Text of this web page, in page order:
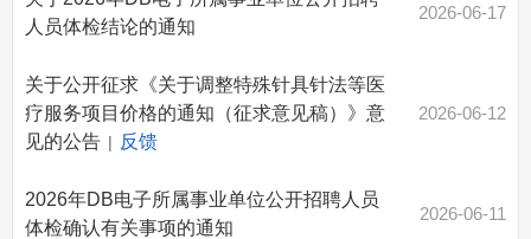
人员体检结论的通知
2026-06-17
关于公开征求《关于调整特殊针具针法等医
疗服务项目价格的通知（征求意见稿）》意
见的公告 | 反馈
2026-06-12
2026年DB电子所属事业单位公开招聘人员
体检确认有关事项的通知
2026-06-11